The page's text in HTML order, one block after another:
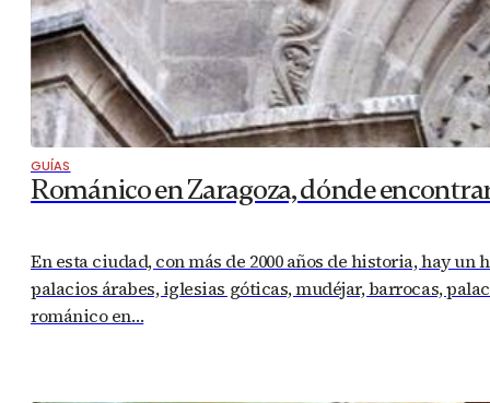
GUÍAS
Románico en Zaragoza, dónde
En esta ciudad, con más de 2000 años de historia, hay
palacios árabes, iglesias góticas, mudéjar, barrocas,
románico en…